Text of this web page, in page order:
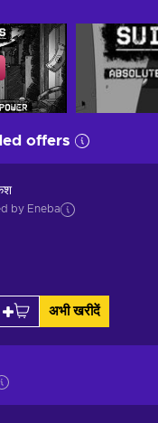
offers
by Eneba
अभी खरीदें